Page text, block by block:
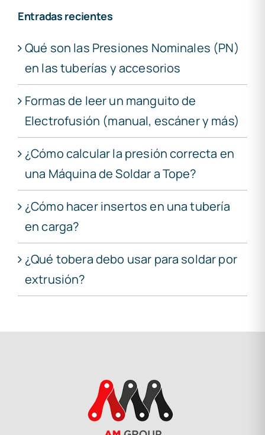
Entradas recientes
Qué son las Presiones Nominales (PN)
en las tuberías y accesorios
Formas de leer un manguito de
Electrofusión (manual, escáner y más)
¿Cómo calcular la presión correcta en
una Máquina de Soldar a Tope?
¿Cómo hacer insertos en una tubería
en carga?
¿Qué tobera debo usar para soldar por
extrusión?